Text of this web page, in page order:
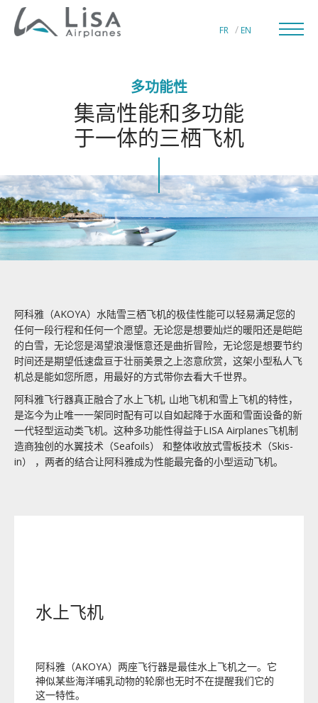
FR EN
私人飞机制造商
LISA通航世界
LISA技术创新
多功能性
集高性能和多功能
于一体的三栖飞机
阿科雅（AKOYA）水陆雪三栖飞机的极佳性能可以轻易满足您的
任何一段行程和任何一个愿望。无论您是想要灿烂的暖阳还是皑皑
的白雪，无论您是渴望浪漫惬意还是曲折冒险，无论您是想要节约
时间还是期望低速盘亘于壮丽美景之上恣意欣赏，这架小型私人飞
机总是能如您所愿，用最好的方式带你去看大千世界。
阿科雅飞行器真正融合了水上飞机, 山地飞机和雪上飞机的特性，
是迄今为止唯一一架同时配有可以自如起降于水面和雪面设备的新
一代轻型运动类飞机。这种多功能性得益于LISA Airplanes飞机制
造商独创的水翼技术（Seafoils）
和整体收放式雪板技术（Skis-
in） ，两者的结合让阿科雅成为性能最完备的小型运动飞机。
水上飞机
阿科雅（AKOYA）两座飞行器是最佳水上飞机之一。它
神似某些海洋哺乳动物的轮廓也无时不在提醒我们它的
这一特性。